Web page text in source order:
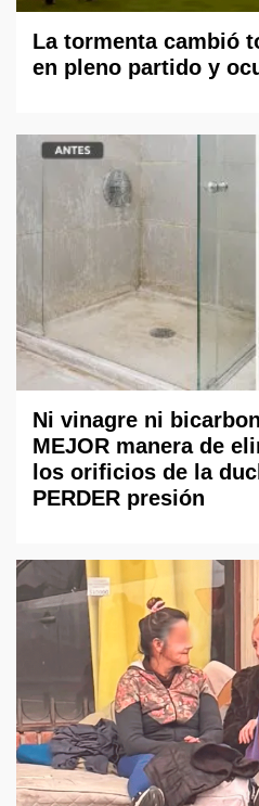
La tormenta cambió
en pleno partido y
Ni vinagre ni
MEJOR manera de
los orificios de la
PERDER presión